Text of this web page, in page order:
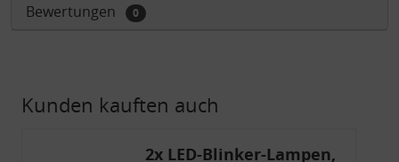
Bewertungen 0
Kunden kauften auch
2x LED-Blinker-Lampen,